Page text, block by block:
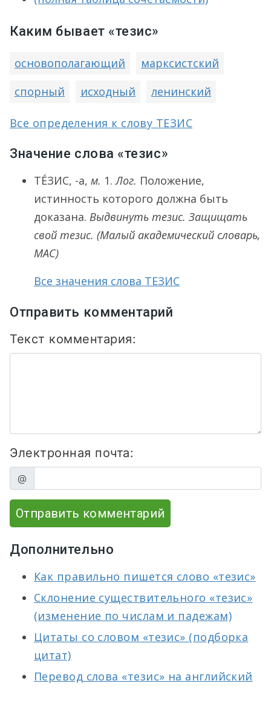
Каким бывает «тезис»
основополагающий
марксистский
спорный
исходный ленинский
Все определения к слову ТЕЗИС
Значение слова «тезис»
ТЕ́ЗИС, -а, м. 1. Лог. Положение,
истинность которого должна быть
доказана. Выдвинуть тезис. Защищать
свой тезис. (Малый академический словарь,
МАС)
Все значения слова ТЕЗИС
Отправить комментарий
Текст комментария:
Электронная почта:
@
Отправить комментарий
Дополнительно
Как правильно пишется слово «тезис»
Склонение существительного «тезис»
(изменение по числам и падежам)
Цитаты со словом «тезис» (подборка
цитат)
Перевод слова «тезис» на английский